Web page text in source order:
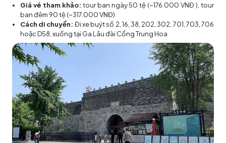
Giá vé tham khảo: tour ban ngày 50 tệ (~176.000 VNĐ ), tour
ban đêm 90 tệ (~317.000 VNĐ)
Cách di chuyển: Đi xe buýt số 2, 16, 38, 202, 302, 701, 703, 706
hoặc D58, xuống tại Ga Lâu đài Cổng Trung Hoa